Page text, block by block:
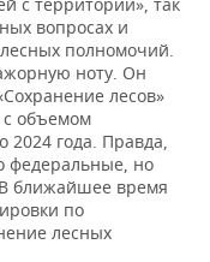
вопросах и
полномочий.
ноту. Он
лесов»
с объемом
2024 года. Правда,
федеральные, но
ближайшее время
по
лесных